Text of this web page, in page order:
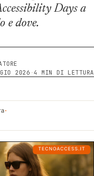
Days a
e dove.
2026 ·4 MIN DI LETTURA
·